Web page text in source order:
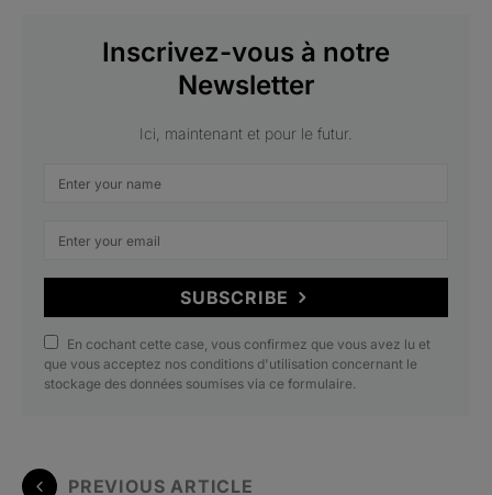
Inscrivez-vous à notre
Newsletter
Ici, maintenant et pour le futur.
SUBSCRIBE
En cochant cette case, vous confirmez que vous avez lu et
que vous acceptez nos conditions d'utilisation concernant le
stockage des données soumises via ce formulaire.
PREVIOUS ARTICLE